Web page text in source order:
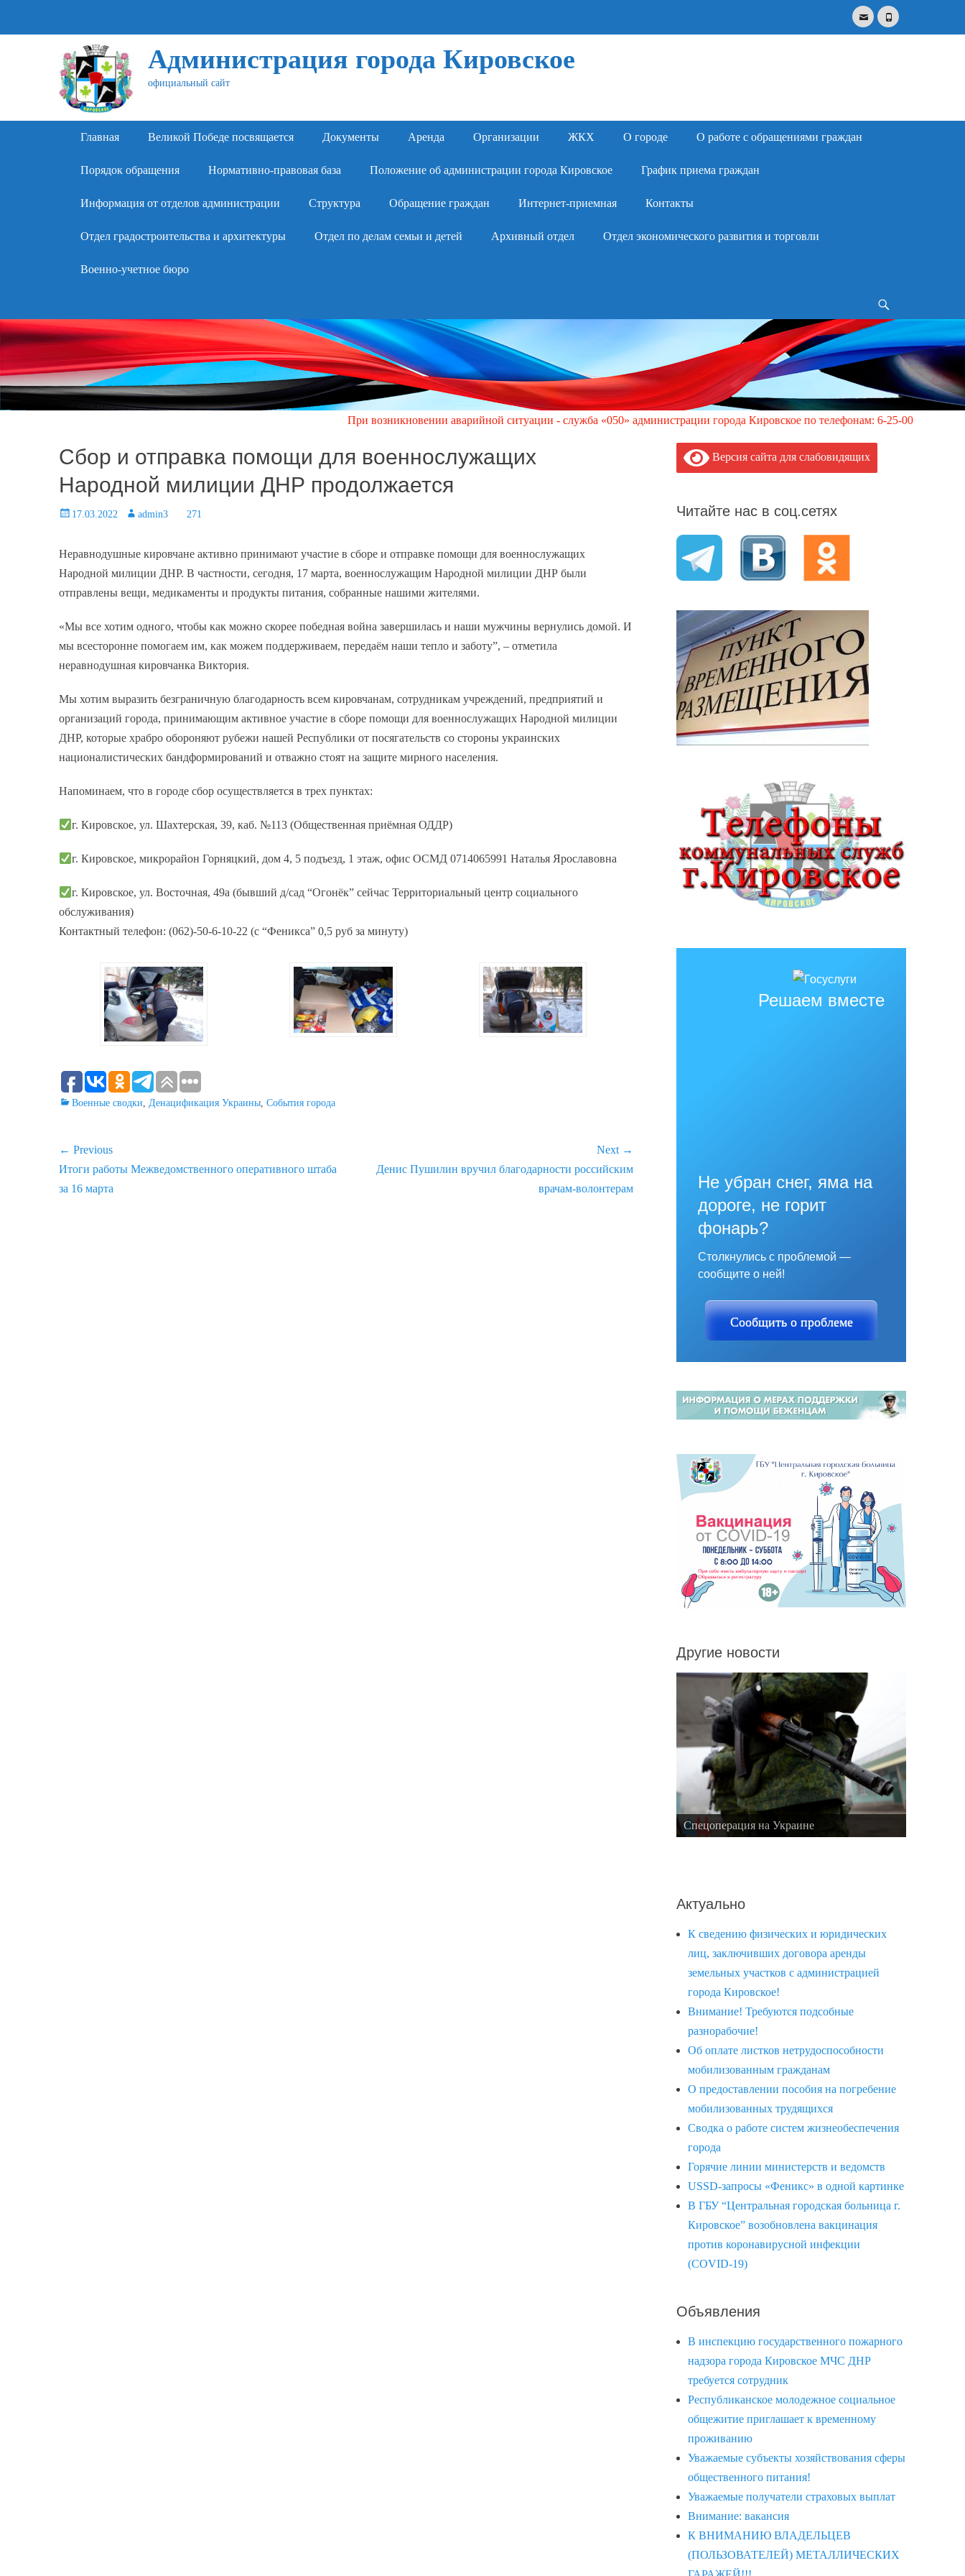
EmailPhone
Администрация города Кировское
официальный сайт
Primary Menu
Skip
content
Главная Великой Победе посвящается Документы Аренда Организации ЖКХ О городе О работе с обращениями граждан
Порядок обращения Нормативно-правовая база Положение об администрации города Кировское График приема граждан
Информация от отделов администрации Структура Обращение граждан Интернет-приемная Контакты
Отдел градостроительства и архитектуры Отдел по делам семьи и детей Архивный отдел Отдел экономического развития и торговли
Военно-учетное бюро
При возникновении аварийной ситуации - служба «050» администрации города Кировское по телефонам: 6-25-00; +7-949-352-87-40,
Сбор и отправка помощи для военнослужащих
Народной милиции ДНР продолжается
Posted17.03.2022 Author
admin3 271
Неравнодушные кировчане активно принимают участие в сборе и отправке помощи для военнослужащих
Народной милиции ДНР. В частности, сегодня, 17 марта, военнослужащим Народной милиции ДНР были
отправлены вещи, медикаменты и продукты питания, собранные нашими жителями.
«Мы все хотим одного, чтобы как можно скорее победная война завершилась и наши мужчины вернулись домой. И
мы всесторонне помогаем им, как можем поддерживаем, передаём наши тепло и заботу”, – отметила
неравнодушная кировчанка Виктория.
Мы хотим выразить безграничную благодарность всем кировчанам, сотрудникам учреждений, предприятий и
организаций города, принимающим активное участие в сборе помощи для военнослужащих Народной милиции
ДНР, которые храбро обороняют рубежи нашей Республики от посягательств со стороны украинских
националистических бандформирований и отважно стоят на защите мирного населения.
Напоминаем, что в городе сбор осуществляется в трех пунктах:
г. Кировское, ул. Шахтерская, 39, каб. №113 (Общественная приёмная ОДДР)
г. Кировское, микрорайон Горняцкий, дом 4, 5 подъезд, 1 этаж, офис ОСМД 0714065991 Наталья Ярославовна
г. Кировское, ул. Восточная, 49а (бывший д/сад “Огонёк” сейчас Территориальный центр социального
обслуживания)
Контактный телефон: (062)-50-6-10-22 (с “Феникса” 0,5 руб за минуту)
Categories
Военные сводки Денацификация Украины События города
Навигация
по
← Previous
Previous
post:
Итоги работы Межведомственного оперативного штаба
за 16 марта
Next →
Денис Пушилин вручил благодарности российским
врачам-волонтерам
Версия сайта для слабовидящих
Читайте нас в соц.сетях
Решаем вместе
Не убран снег, яма на
дороге, не горит
фонарь?
Столкнулись с проблемой —
сообщите о ней!
Сообщить о проблеме
Другие новости
Спецоперация на Украине
Актуально
К сведению физических и юридических
лиц, заключивших договора аренды
земельных участков с администрацией
города Кировское!
Внимание! Требуются подсобные
разнорабочие!
Об оплате листков нетрудоспособности
мобилизованным гражданам
О предоставлении пособия на погребение
мобилизованных трудящихся
Сводка о работе систем жизнеобеспечения
города
Горячие линии министерств и ведомств
USSD-запросы «Феникс» в одной картинке
В ГБУ “Центральная городская больница г.
Кировское” возобновлена вакцинация
против коронавирусной инфекции
(COVID-19)
Объявления
В инспекцию государственного пожарного
надзора города Кировское МЧС ДНР
требуется сотрудник
Республиканское молодежное социальное
общежитие приглашает к временному
проживанию
Уважаемые субъекты хозяйствования сферы
общественного питания!
Уважаемые получатели страховых выплат
Внимание: вакансия
К ВНИМАНИЮ ВЛАДЕЛЬЦЕВ
(ПОЛЬЗОВАТЕЛЕЙ) МЕТАЛЛИЧЕСКИХ